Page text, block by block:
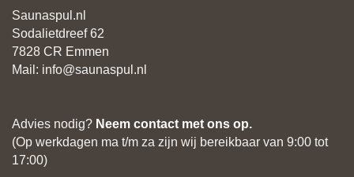
Saunaspul.nl
Sodalietdreef 62
7828 CR Emmen
Mail : info@saunaspul.nl
Advies nodig? Neem contact met ons op.
(Op werkdagen ma t/m za zijn wij bereikbaar van 9:00 tot
17:00)